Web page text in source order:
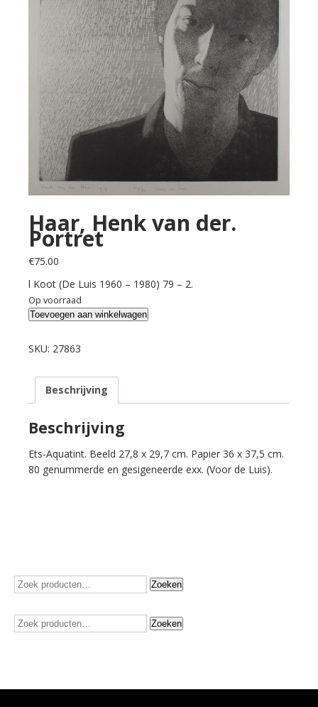
Haar, Henk van der.
Portret
€75.00
l Koot (De Luis 1960 – 1980) 79 – 2.
Op voorraad
Haar,
van
Portret
aantal
Toevoegen aan winkelwagen
SKU: 27863
Beschrijving
Beschrijving
Ets-Aquatint. Beeld 27,8 x 29,7 cm. Papier 36 x 37,5 cm.
80 genummerde en gesigeneerde exx. (Voor de Luis).
Zoeken
naar:
Zoeken
Zoeken
naar:
Zoeken